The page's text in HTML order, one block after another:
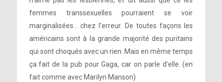
femmes transsexuelles pourraient se voir
marginalisées… chez l’erreur. De toutes façons les
américains sont à la grande majorité des puritains
qui sont choqués avec un rien. Mais en même temps
ça fait de la pub pour Gaga, car on parle d’elle. (en
fait comme avec Marilyn Manson)